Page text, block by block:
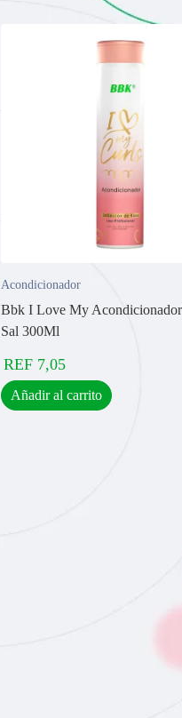
Acondicionador
Bbk I Love My
Sal 300Ml
REF 7,05
Añadir al carrito